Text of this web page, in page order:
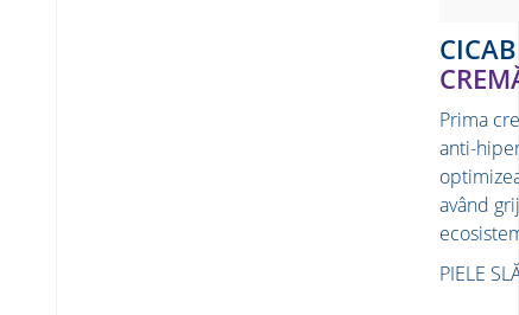
Prima
anti-
având
PIELE